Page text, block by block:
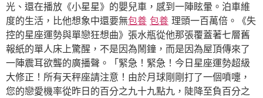
光、還在播放《小星星》的嬰兒車，感到一陣眩暈。泊車維
度的生活，比他想象中還要無包養 包養 理頭一百萬倍。《失
控的星座運勢與單戀狂想曲》張水瓶從他那張覆蓋著七層舊
報紙的單人床上驚醒，不是因為鬧鐘，而是因為屋頂傳來了
一陣震耳欲聾的廣播聲。「緊急！緊急！今日星座運勢超級
大修正！所有天秤座請注意！由於月球剛剛打了一個噴嚏，
您的戀愛機率從昨日的百分之九十九點九，陡降至負百分之